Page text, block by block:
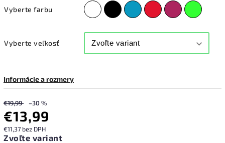
Vyberte farbu
Vyberte veľkosť
Informácie a rozmery
€19,99 –30 %
€13,99
€11,37 bez DPH
Zvoľte variant